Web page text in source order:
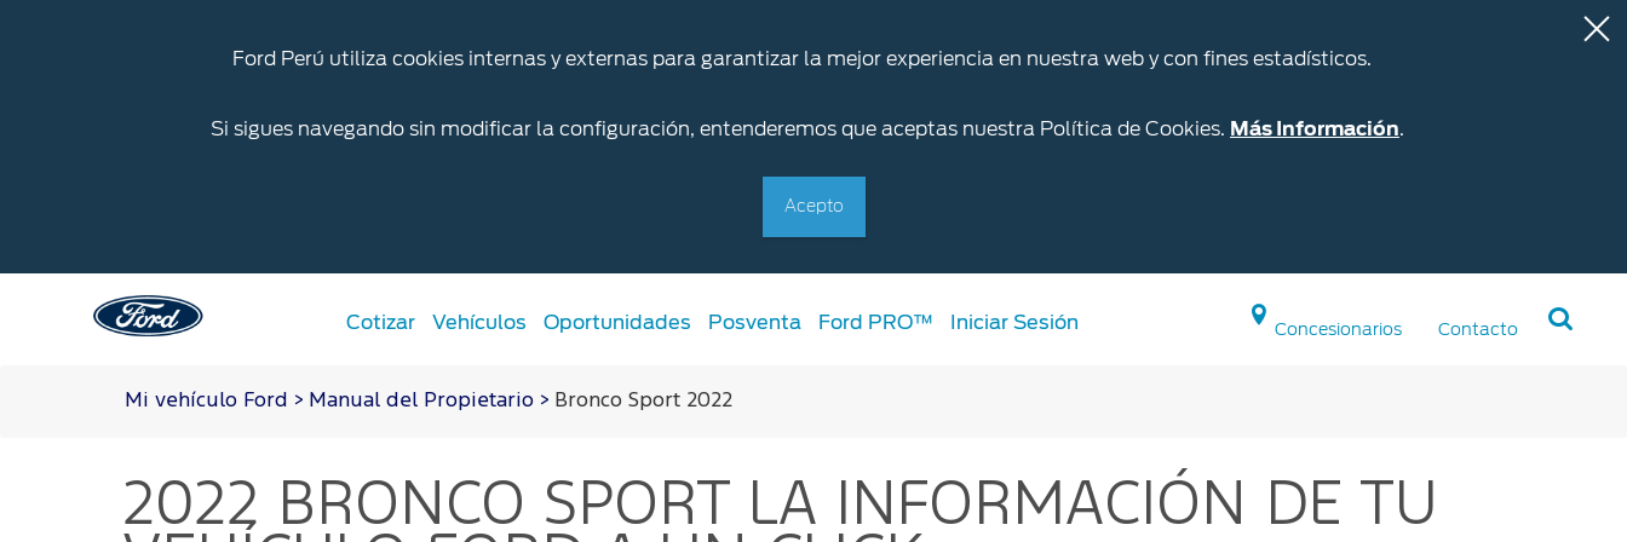
Ford Perú utiliza cookies internas y externas para garantizar la mejor experiencia en nuestra web y con fines estadísticos.
Si sigues navegando sin modificar la configuración, entenderemos que aceptas nuestra Política de Cookies. Más Información.
Acepto
Acessibility
Solicitar cotización
Propietarios Ford
Ford app
Ford Posventa
Accesorios
Iniciar sesión
Concesionarios Contacto
Cotizar Vehículos Oportunidades Posventa Ford PRO™ Iniciar Sesión
Mi vehículo Ford > Manual del Propietario > Bronco Sport 2022
2022 BRONCO SPORT
LA INFORMACIÓN DE TU